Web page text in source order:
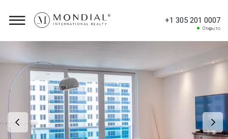
+1 305 201 0007
Открыто